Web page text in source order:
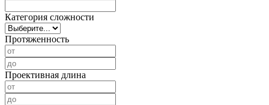
Категория сложности
Протяженность
Проективная длина